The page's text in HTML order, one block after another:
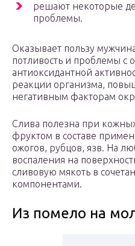
решают некоторые
проблемы.
Оказывает пользу
потливость и проблемы с
антиоксидантной
реакции организма,
негативным факторам
Слива полезна при
фруктом в составе
ожогов, рубцов, язв. На
воспаления на
сливовую мякоть в
компонентами.
Из помело на